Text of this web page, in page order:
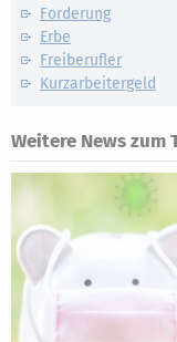
Forderung
Erbe
Freiberufler
Kurzarbeitergeld
Weitere News zum